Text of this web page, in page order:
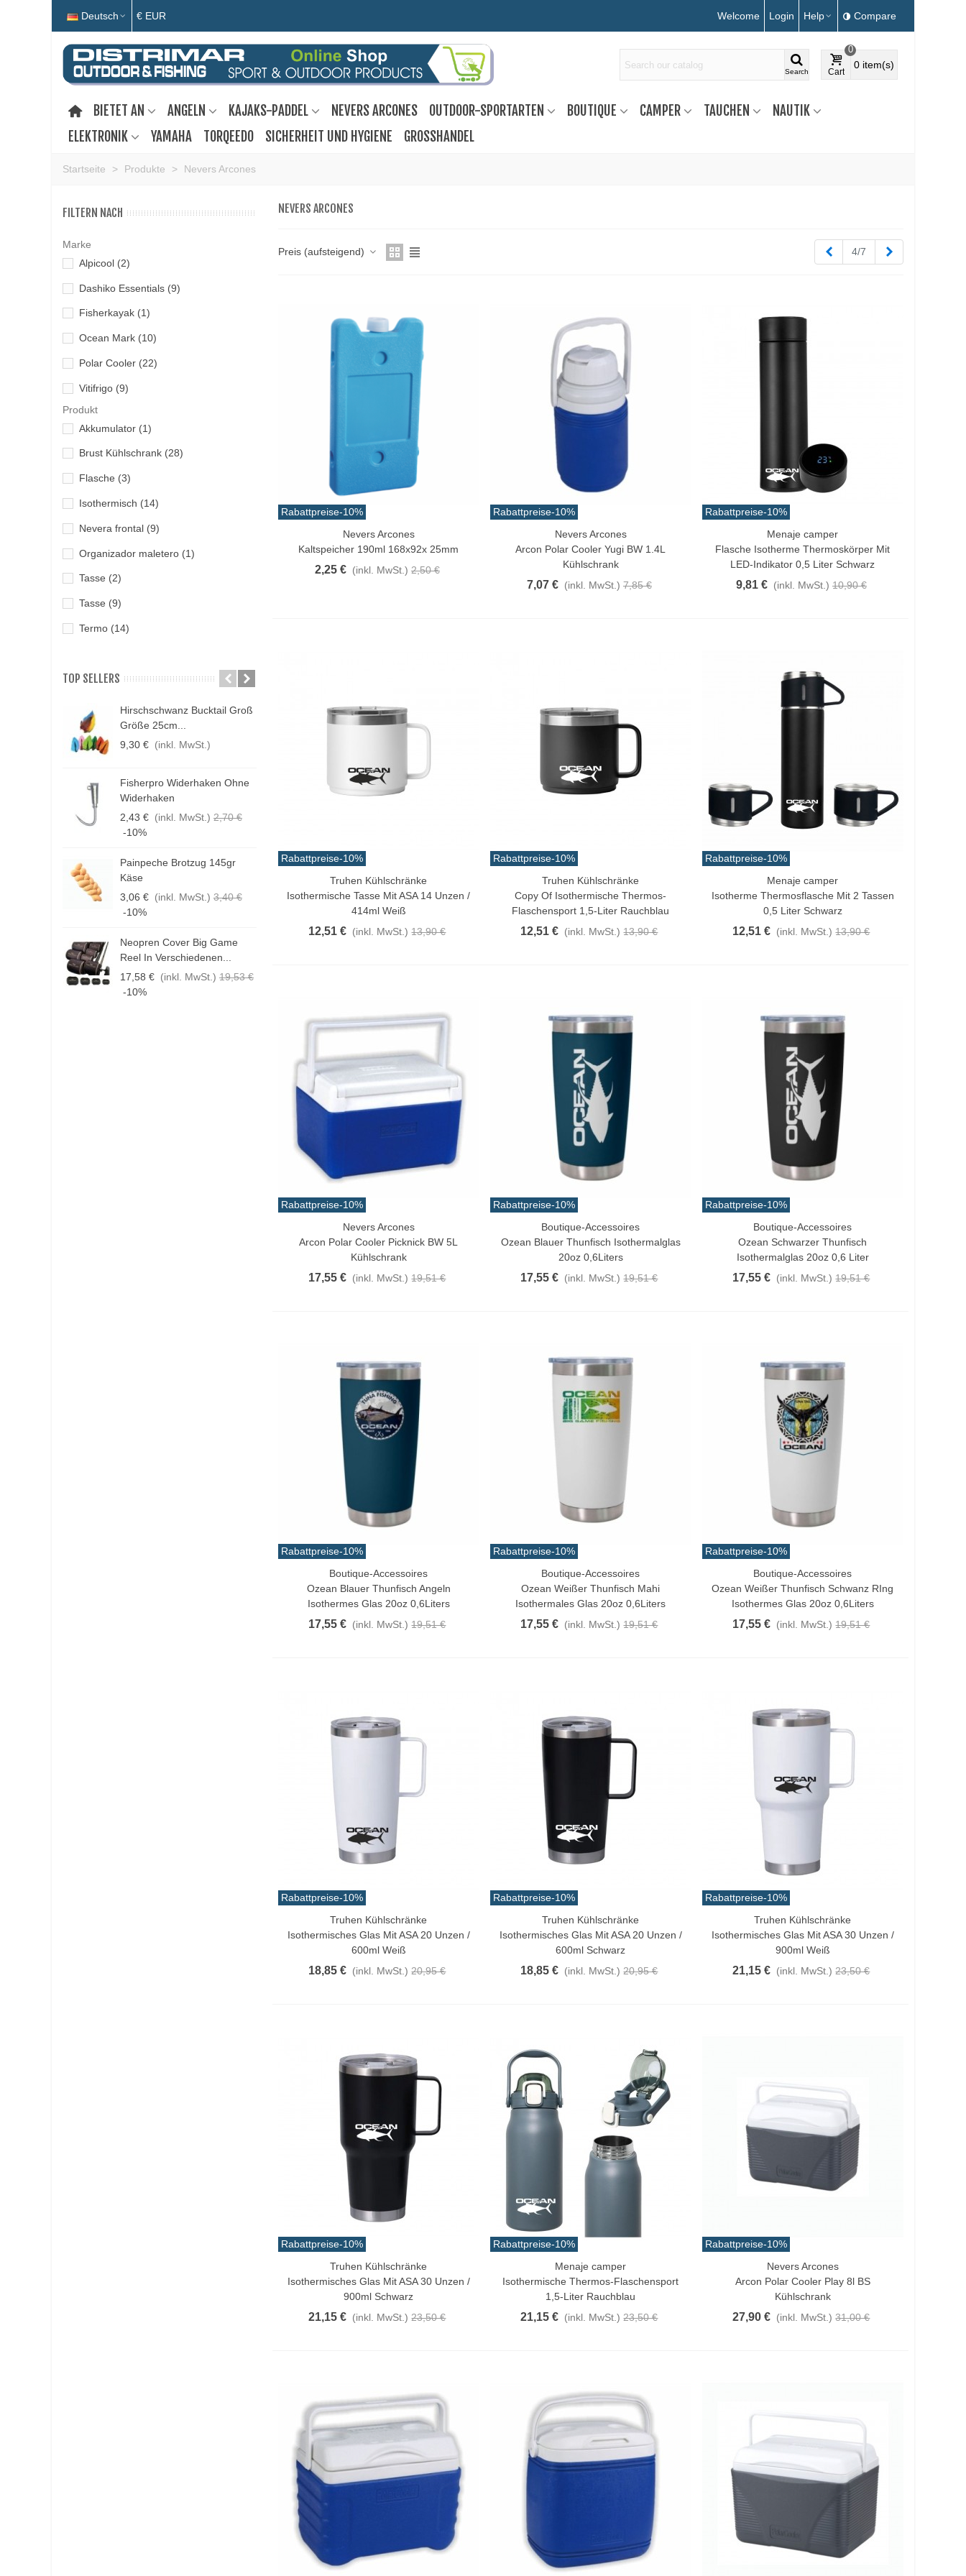
Deutsch € EUR Welcome Login Help Compare
Search Cart
0
0 item(s)
BIETET AN ANGELN KAJAKS-PADDEL NEVERS ARCONES OUTDOOR-SPORTARTEN BOUTIQUE CAMPER TAUCHEN
NAUTIK
ELEKTRONIK
YAMAHA TORQEEDO SICHERHEIT UND HYGIENE GROSSHANDEL
Startseite > Produkte > Nevers Arcones
FILTERN NACH
Marke
Alpicool (2)
Dashiko Essentials (9)
Fisherkayak (1)
Ocean Mark (10)
Polar Cooler (22)
Vitifrigo (9)
Produkt
Akkumulator (1)
Brust Kühlschrank (28)
Flasche (3)
Isothermisch (14)
Nevera frontal (9)
Organizador maletero (1)
Tasse (2)
Tasse (9)
Termo (14)
TOP SELLERS
Hirschschwanz Bucktail Groß
Größe 25cm...
9,30 € (inkl. MwSt.)
Fisherpro Widerhaken Ohne
Widerhaken
2,43 € (inkl. MwSt.) 2,70 €
-10%
Painpeche Brotzug 145gr
Käse
3,06 € (inkl. MwSt.) 3,40 €
-10%
Neopren Cover Big Game
Reel In Verschiedenen...
17,58 € (inkl. MwSt.) 19,53 €
-10%
Natürliche Gekochte Juyona-
Krabbe, Packung À 30...
Daiwa D Minnow 152mm
Faden Guterman Torzal
Echte Seide 10m...
NEVERS ARCONES
Preis (aufsteigend) Zurück
4/7
Rabattpreise-10%
In Den WarenkorbNevers Arcones
Kaltspeicher 190ml 168x92x 25mm
2,25 € (inkl. MwSt.) 2,50 €
Rabattpreise-10%
In Den WarenkorbNevers Arcones
Arcon Polar Cooler Yugi BW 1.4L
Kühlschrank
7,07 € (inkl. MwSt.) 7,85 €
Rabattpreise-10%
In Den WarenkorbMenaje camper
Flasche Isotherme Thermoskörper Mit
LED-Indikator 0,5 Liter Schwarz
9,81 € (inkl. MwSt.) 10,90 €
Rabattpreise-10%
In Den WarenkorbTruhen Kühlschränke
Isothermische Tasse Mit ASA 14 Unzen /
414ml Weiß
12,51 € (inkl. MwSt.) 13,90 €
Rabattpreise-10%
In Den WarenkorbTruhen Kühlschränke
Copy Of Isothermische Thermos-
Flaschensport 1,5-Liter Rauchblau
12,51 € (inkl. MwSt.) 13,90 €
Rabattpreise-10%
In Den WarenkorbMenaje camper
Isotherme Thermosflasche Mit 2 Tassen
0,5 Liter Schwarz
12,51 € (inkl. MwSt.) 13,90 €
Rabattpreise-10%
In Den WarenkorbNevers Arcones
Arcon Polar Cooler Picknick BW 5L
Kühlschrank
17,55 € (inkl. MwSt.) 19,51 €
Rabattpreise-10%
In Den Warenkorb
Boutique-Accessoires
Ozean Blauer Thunfisch Isothermalglas
20oz 0,6Liters
17,55 € (inkl. MwSt.) 19,51 €
Rabattpreise-10%
In Den Warenkorb
Boutique-Accessoires
Ozean Schwarzer Thunfisch
Isothermalglas 20oz 0,6 Liter
17,55 € (inkl. MwSt.) 19,51 €
Rabattpreise-10%
In Den Warenkorb
Boutique-Accessoires
Ozean Blauer Thunfisch Angeln
Isothermes Glas 20oz 0,6Liters
17,55 € (inkl. MwSt.) 19,51 €
Rabattpreise-10%
In Den Warenkorb
Boutique-Accessoires
Ozean Weißer Thunfisch Mahi
Isothermales Glas 20oz 0,6Liters
17,55 € (inkl. MwSt.) 19,51 €
Rabattpreise-10%
In Den Warenkorb
Boutique-Accessoires
Ozean Weißer Thunfisch Schwanz RIng
Isothermes Glas 20oz 0,6Liters
17,55 € (inkl. MwSt.) 19,51 €
Rabattpreise-10%
In Den WarenkorbTruhen Kühlschränke
Isothermisches Glas Mit ASA 20 Unzen /
600ml Weiß
18,85 € (inkl. MwSt.) 20,95 €
Rabattpreise-10%
In Den WarenkorbTruhen Kühlschränke
Isothermisches Glas Mit ASA 20 Unzen /
600ml Schwarz
18,85 € (inkl. MwSt.) 20,95 €
Rabattpreise-10%
In Den WarenkorbTruhen Kühlschränke
Isothermisches Glas Mit ASA 30 Unzen /
900ml Weiß
21,15 € (inkl. MwSt.) 23,50 €
Rabattpreise-10%
In Den WarenkorbTruhen Kühlschränke
Isothermisches Glas Mit ASA 30 Unzen /
900ml Schwarz
21,15 € (inkl. MwSt.) 23,50 €
Rabattpreise-10%
In Den WarenkorbMenaje camper
Isothermische Thermos-Flaschensport
1,5-Liter Rauchblau
21,15 € (inkl. MwSt.) 23,50 €
Rabattpreise-10%
In Den WarenkorbNevers Arcones
Arcon Polar Cooler Play 8l BS
Kühlschrank
27,90 € (inkl. MwSt.) 31,00 €